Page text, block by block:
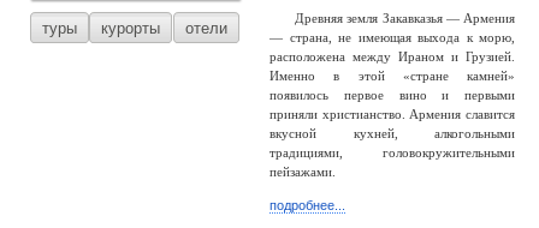
туры курорты отели
Древняя земля Закавказья — Армения
— страна, не имеющая выхода к морю,
расположена между Ираном и Грузией.
Именно в этой «стране камней»
появилось первое вино и первыми
приняли христианство. Армения славится
вкусной кухней, алкогольными
традициями, головокружительными
пейзажами.
подробнее...